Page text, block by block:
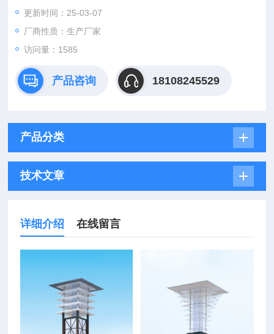
更新时间：25-03-07
厂商性质：生产厂家
访问量：1585
产品咨询 18108245529
产品分类
技术文章
详细介绍 在线留言